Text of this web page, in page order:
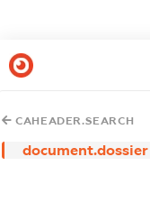
CAHEADER.SEARCH
document.dossier